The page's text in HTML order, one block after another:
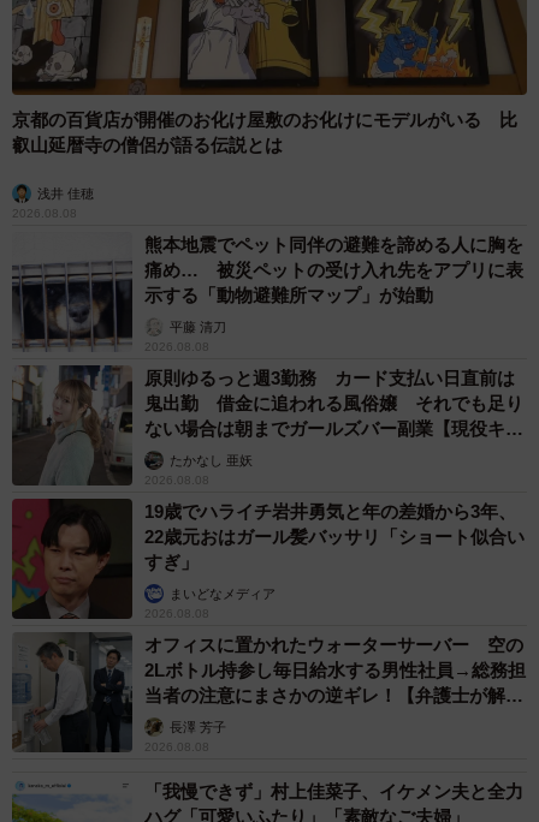
京都の百貨店が開催のお化け屋敷のお化けにモデルがいる 比
叡山延暦寺の僧侶が語る伝説とは
浅井 佳穂
2026.08.08
熊本地震でペット同伴の避難を諦める人に胸を
痛め… 被災ペットの受け入れ先をアプリに表
示する「動物避難所マップ」が始動
平藤 清刀
2026.08.08
原則ゆるっと週3勤務 カード支払い日直前は
鬼出勤 借金に追われる風俗嬢 それでも足り
ない場合は朝までガールズバー副業【現役キャ
ストに取材】
たかなし 亜妖
2026.08.08
19歳でハライチ岩井勇気と年の差婚から3年、
22歳元おはガール髪バッサリ「ショート似合い
すぎ」
まいどなメディア
2026.08.08
オフィスに置かれたウォーターサーバー 空の
2Lボトル持参し毎日給水する男性社員→総務担
当者の注意にまさかの逆ギレ！【弁護士が解
説】長澤 芳子
2026.08.08
「我慢できず」村上佳菜子、イケメン夫と全力
ハグ「可愛いふたり」「素敵なご夫婦」